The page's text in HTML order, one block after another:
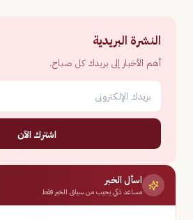
النشرة البريدية
أهم الأخبار إلى بريدك كل صباح.
اشترك الآن
اسأل الخبر
مساعد ذكي يجيب من سياق الخبر فقط